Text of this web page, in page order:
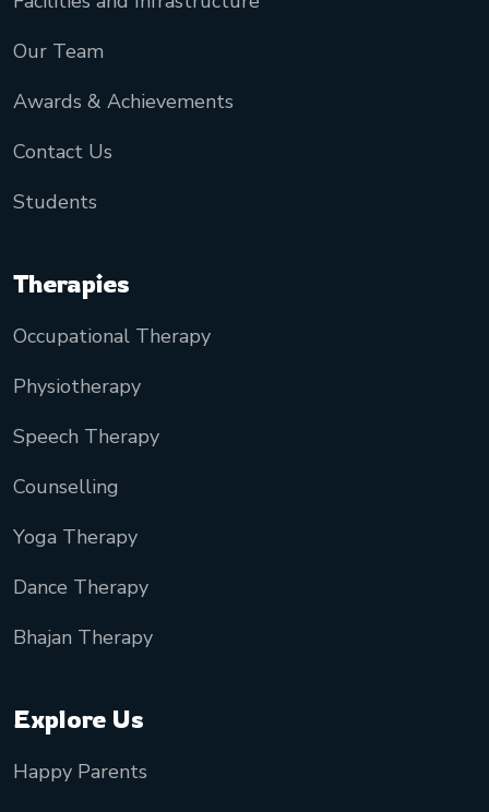
Our Team
Awards & Achievements
Contact Us
Students
Therapies
Occupational Therapy
Physiotherapy
Speech Therapy
Counselling
Yoga Therapy
Dance Therapy
Bhajan Therapy
Explore Us
Happy Parents